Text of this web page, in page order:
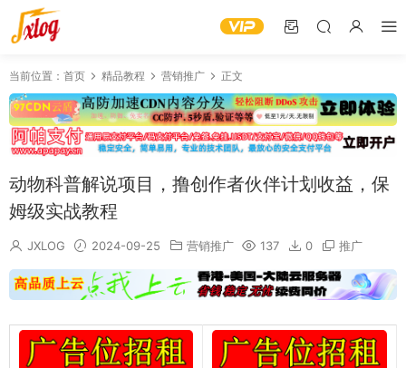
当前位置： 首页 精品教程 营销推广 正文
动物科普解说项目，撸创作者伙伴计划收益，保
姆级实战教程
JXLOG 2024-09-25 营销推广 137 0 推广